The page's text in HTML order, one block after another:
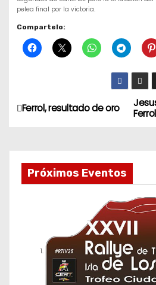
pelea final por la victoria.
Compartelo:
N
v
e
Ferrol
Ferrol, resultado de oro
Próximos Eventos